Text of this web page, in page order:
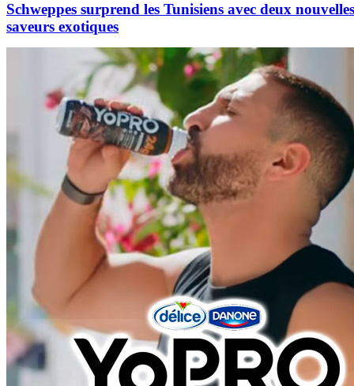
Schweppes surprend les Tunisiens avec deux nouvelles
saveurs exotiques